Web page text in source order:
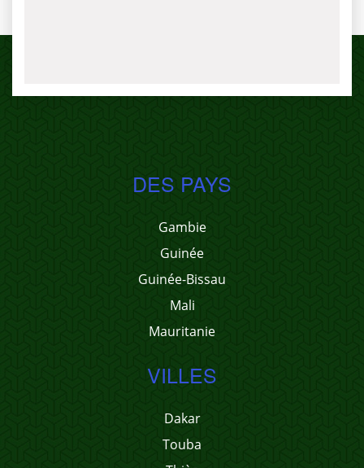
DES PAYS
Gambie
Guinée
Guinée-Bissau
Mali
Mauritanie
VILLES
Dakar
Touba